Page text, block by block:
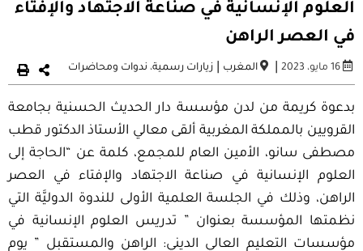
العلوم الإنسانية في صناعة الاجتهاد والإفتاء
في العصر الراهن
16 مايو، 2023 | المغرب زيارات رسمية، ندوات ومحاضرات
بدعوة كريمة من لدن مؤسسة دار الحديث الحسنية بجامعة
القرويين بالمملكة المغربية ألقى معالي الأستاذ الدكتور قطب
مصطفى سانو، الأمين العام للمجمع، كلمة عن “الحاجة إلى
العلوم الإنسانية في صناعة الاجتهاد والإفتاء في العصر
الراهن، وذلك في الجلسة العلمية الأولى للندوة الدوليَّة التي
نظمتها المؤسسة بعنوان ” تدريس العلوم الإنسانية في
مؤسسات التعليم العالي الديني: الراهن والمستقبل ” يوم